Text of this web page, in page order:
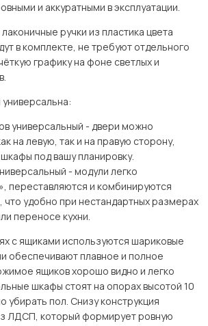
и аккуратными в эксплуатации.
ручки из пластика цвета
в комплекте, не требуют отдельного
графику на фоне светлых и
универсальный - двери можно
на левую, так и на правую сторону,
под вашу планировку.
- модули легко
переставляются и комбинируются
удобно при нестандартных размерах
переносе кухни.
с ящиками используются шариковые
обеспечивают плавное и полное
ящиков хорошо видно и легко
шкафы стоят на опорах высотой 10
убирать пол. Снизу конструкция
ЛДСП, который формирует ровную